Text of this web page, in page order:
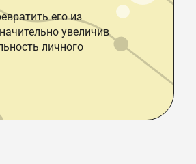
его из
увеличив
личного